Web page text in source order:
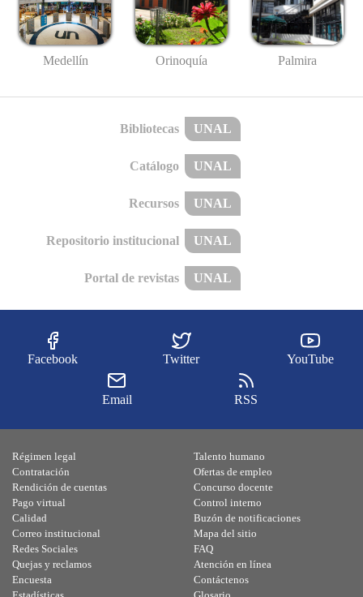
Medellín Orinoquía Palmira
Bibliotecas UNAL
Catálogo UNAL
Recursos UNAL
Repositorio institucional UNAL
Portal de revistas UNAL
Facebook Twitter YouTube
Email RSS
Régimen legal
Contratación
Rendición de cuentas
Pago virtual
Calidad
Talento humano
Ofertas de empleo
Concurso docente
Control interno
Buzón de notificaciones
Correo institucional
Redes Sociales
Quejas y reclamos
Encuesta
Mapa del sitio
FAQ
Atención en línea
Contáctenos